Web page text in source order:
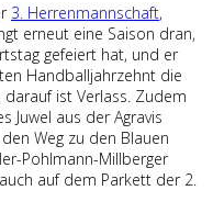
3. Herrenmannschaft,
erneut eine Saison dran,
gefeiert hat, und er
Handballjahrzehnt die
ist Verlass. Zudem
Juwel aus der Agravis
Weg zu den Blauen
Pohlmann-Millberger
auf dem Parkett der 2.